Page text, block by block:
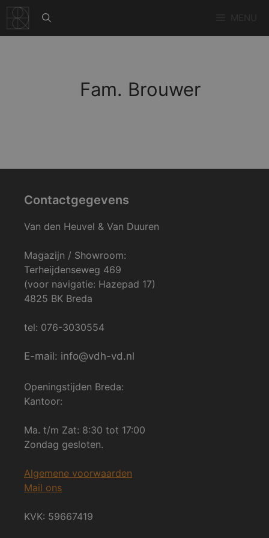
naar
de
Fam. Brouwer
Contactgegevens
Van den Heuvel & Van Duuren
Magazijn / Showroom:
Terheijdenseweg 469
(voor navigatie: Hazepad 17)
4825 BK Breda
tel: 076-3030554
E-mail: info@vdh-vd.nl
Openingstijden Breda:
Kantoor:
Ma. t/m Zat: 8:30 tot 17:00
Zondag gesloten.
Algemene voorwaarden
Mail ons
KVK: 59667419